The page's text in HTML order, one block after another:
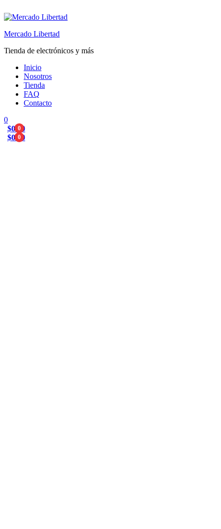
Mercado Libertad
Tienda de electrónicos y más
Inicio
Nosotros
Tienda
FAQ
Contacto
0
0
$0.00
0
$0.00